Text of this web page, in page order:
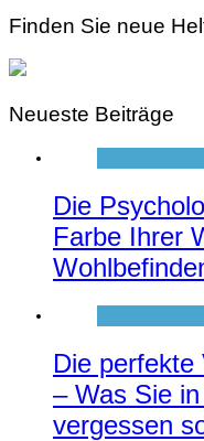
Finden Sie neue
Neueste Beiträge
Die
Farbe Ihrer
Die perfekte
– Was Sie
vergessen